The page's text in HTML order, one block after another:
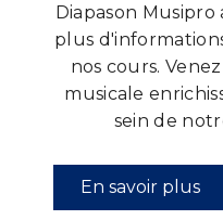
Diapason
plus
nos cours.
musicale
sein de
En savoir plus